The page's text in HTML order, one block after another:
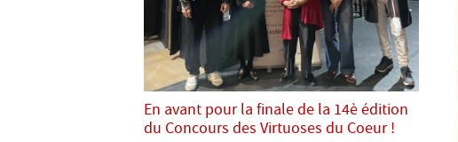
En avant pour la finale de la 14è édition
du Concours des Virtuoses du Coeur !